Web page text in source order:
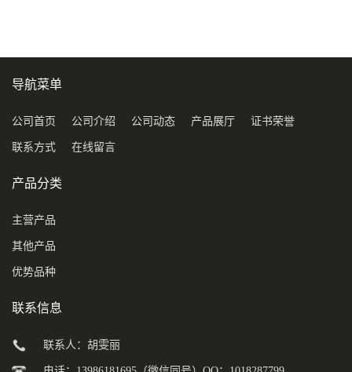
导航菜单
公司首页 公司介绍 公司动态 产品展厅 证书荣誉
联系方式 在线留言
产品分类
主营产品
其他产品
优势品种
联系信息
联系人：胡雯丽